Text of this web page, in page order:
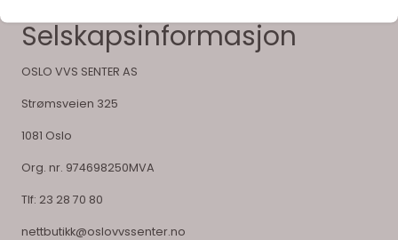
Selskapsinformasjon
OSLO VVS SENTER AS
Strømsveien 325
1081 Oslo
Org. nr. 974698250MVA
Tlf: 23 28 70 80
nettbutikk@oslovvssenter.no